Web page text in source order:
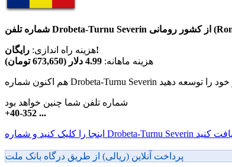
هزینه راه اندازی:رایگان!
هزینه ماهانه: 4.99 دلار (673,650 تومان)
شماره تلفن شما چنین خواهد بود
+40-352 ...
پرداخت آنلاین (ریالی) از طریق درگاه بانک ملت